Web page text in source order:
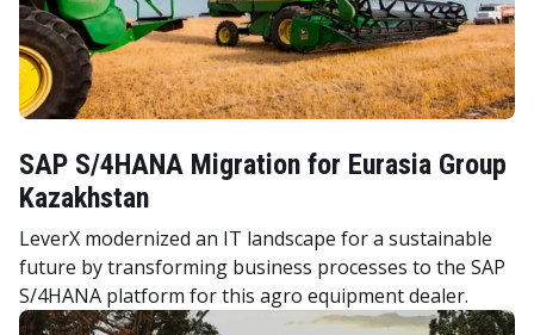
SAP S/4HANA Migration for Eurasia Group
Kazakhstan
LeverX modernized an IT landscape for a sustainable
future by transforming business processes to the SAP
S/4HANA platform for this agro equipment dealer.